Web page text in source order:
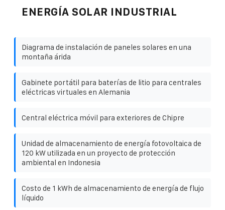
ENERGÍA SOLAR INDUSTRIAL
Diagrama de instalación de paneles solares en una
montaña árida
Gabinete portátil para baterías de litio para centrales
eléctricas virtuales en Alemania
Central eléctrica móvil para exteriores de Chipre
Unidad de almacenamiento de energía fotovoltaica de
120 kW utilizada en un proyecto de protección
ambiental en Indonesia
Costo de 1 kWh de almacenamiento de energía de flujo
líquido